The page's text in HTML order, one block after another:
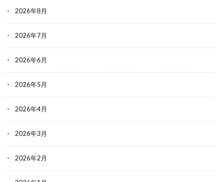
2026年8月
2026年7月
2026年6月
2026年5月
2026年4月
2026年3月
2026年2月